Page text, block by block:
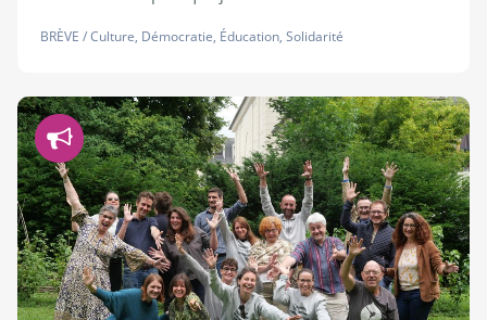
BRÈVE /Culture, Démocratie, Éducation, Solidarité
Démocratie